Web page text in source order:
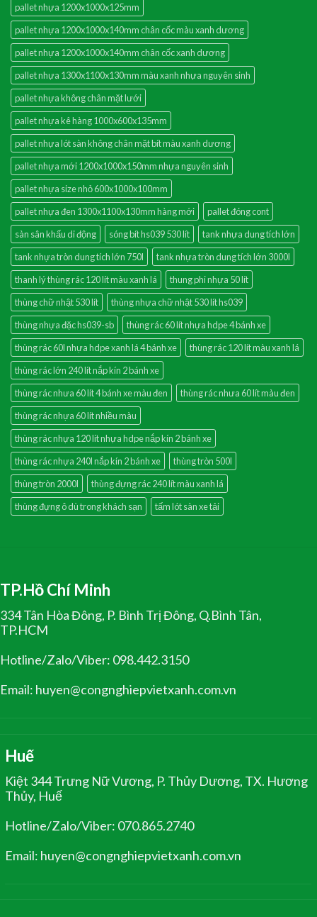
pallet nhựa 1200x1000x125mm
pallet nhựa 1200x1000x140mm chân cốc màu xanh dương
pallet nhựa 1200x1000x140mm chân cốc xanh dương
pallet nhựa 1300x1100x130mm màu xanh nhựa nguyên sinh
pallet nhựa không chân mặt lưới
pallet nhựa kê hàng 1000x600x135mm
pallet nhựa lót sàn không chân mặt bít màu xanh dương
pallet nhựa mới 1200x1000x150mm nhựa nguyên sinh
pallet nhựa size nhỏ 600x1000x100mm
pallet nhựa đen 1300x1100x130mm hàng mới
pallet đóng cont
sàn sân khấu di động
sóng bít hs039 530 lít
tank nhựa dung tích lớn
tank nhựa tròn dung tích lớn 750l
tank nhựa tròn dung tích lớn 3000l
thanh lý thùng rác 120 lít màu xanh lá
thung phi nhựa 50 lít
thùng chữ nhật 530 lít
thùng nhựa chữ nhật 530 lít hs039
thùng nhựa đặc hs039-sb
thùng rác 60 lít nhựa hdpe 4 bánh xe
thùng rác 60l nhựa hdpe xanh lá 4 bánh xe
thùng rác 120 lít màu xanh lá
thùng rác lớn 240 lít nắp kín 2 bánh xe
thùng rác nhưa 60 lít 4 bánh xe màu đen
thùng rác nhưa 60 lít màu đen
thùng rác nhựa 60 lít nhiều màu
thùng rác nhựa 120 lít nhựa hdpe nắp kín 2 bánh xe
thùng rác nhựa 240l nắp kín 2 bánh xe
thùng tròn 500l
thùng tròn 2000l
thùng đựng rác 240 lít màu xanh lá
thùng đựng ô dù trong khách sạn
tấm lót sàn xe tải
TP.Hồ Chí Minh
334 Tân Hòa Đông, P. Bình Trị Đông, Q.Bình Tân,
TP.HCM
Hotline/Zalo/Viber: 098.442.3150
Email: huyen@congnghiepvietxanh.com.vn
Huế
Kiệt 344 Trưng Nữ Vương, P. Thủy Dương, TX. Hương
Thủy, Huế
Hotline/Zalo/Viber: 070.865.2740
Email: huyen@congnghiepvietxanh.com.vn